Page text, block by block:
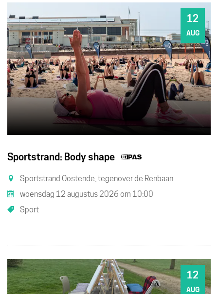
WO12
AUG
Sportstrand: Body shape
Sportstrand Oostende, tegenover de Renbaan
woensdag 12 augustus 2026 om 10:00
Sport
WO12
AUG